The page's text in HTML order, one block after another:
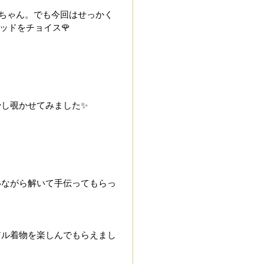
ゃん。でも今回はせっかく
ドをチョイス🌹
覗かせてみました✨
がら解いて手伝ってもらっ
着物を楽しんでもらえまし